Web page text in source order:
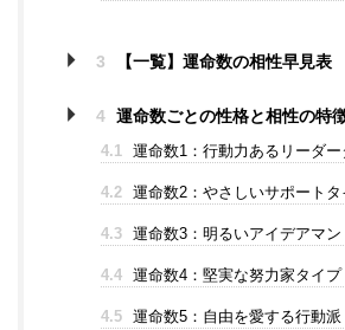
3 【一覧】運命数の相性早見表
4 運命数ごとの性格と相性の特
4.1 運命数1：行動力あるリーダー
4.2 運命数2：やさしいサポートタ
4.3 運命数3：明るいアイデアマン
4.4 運命数4：堅実な努力家タイプ
4.5 運命数5：自由を愛する行動派